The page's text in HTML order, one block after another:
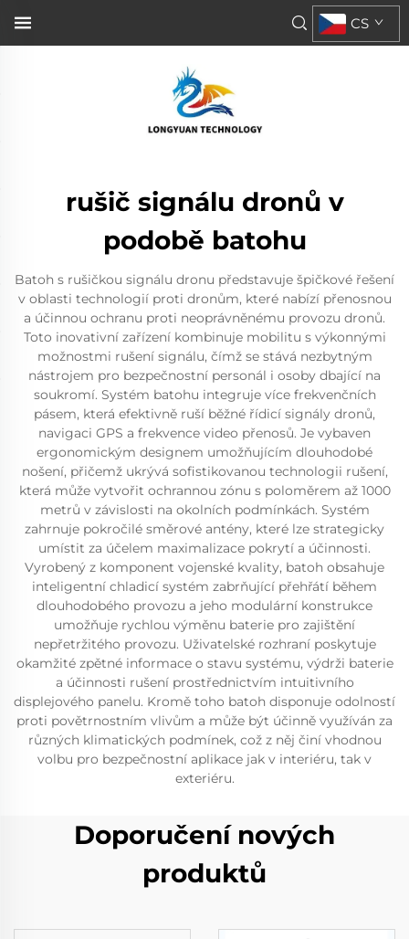
CS
rušič signálu dronů v
podobě batohu
Batoh s rušičkou signálu dronu představuje špičkové řešení
v oblasti technologií proti dronům, které nabízí přenosnou
a účinnou ochranu proti neoprávněnému provozu dronů.
Toto inovativní zařízení kombinuje mobilitu s výkonnými
možnostmi rušení signálu, čímž se stává nezbytným
nástrojem pro bezpečnostní personál i osoby dbající na
soukromí. Systém batohu integruje více frekvenčních
pásem, která efektivně ruší běžné řídicí signály dronů,
navigaci GPS a frekvence video přenosů. Je vybaven
ergonomickým designem umožňujícím dlouhodobé
nošení, přičemž ukrývá sofistikovanou technologii rušení,
která může vytvořit ochrannou zónu s poloměrem až 1000
metrů v závislosti na okolních podmínkách. Systém
zahrnuje pokročilé směrové antény, které lze strategicky
umístit za účelem maximalizace pokrytí a účinnosti.
Vyrobený z komponent vojenské kvality, batoh obsahuje
inteligentní chladicí systém zabrňující přehřátí během
dlouhodobého provozu a jeho modulární konstrukce
umožňuje rychlou výměnu baterie pro zajištění
nepřetržitého provozu. Uživatelské rozhraní poskytuje
okamžité zpětné informace o stavu systému, výdrži baterie
a účinnosti rušení prostřednictvím intuitivního
displejového panelu. Kromě toho batoh disponuje odolností
proti povětrnostním vlivům a může být účinně využíván za
různých klimatických podmínek, což z něj činí vhodnou
volbu pro bezpečnostní aplikace jak v interiéru, tak v
exteriéru.
Doporučení nových
produktů